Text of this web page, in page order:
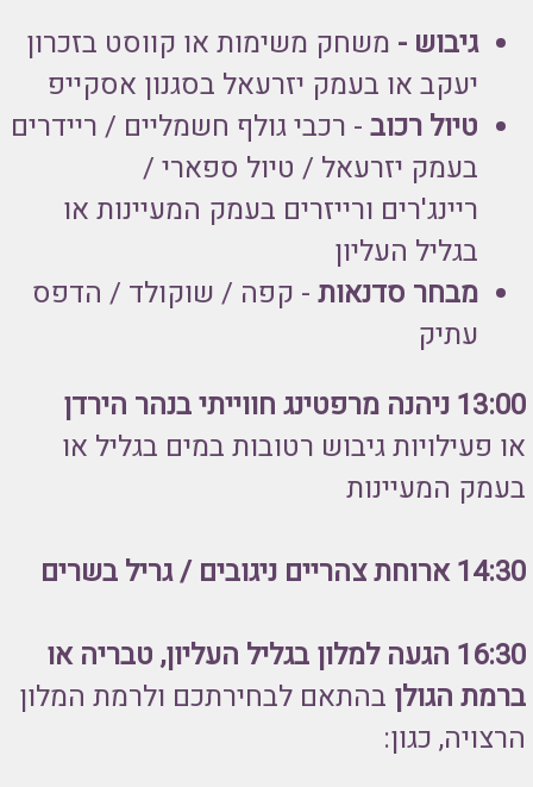
גיבוש - משחק משימות או קווסט בזכרון
יעקב או בעמק יזרעאל בסגנון אסקייפ
טיול רכוב - רכבי גולף חשמליים / ריידרים
בעמק יזרעאל / טיול ספארי /
ריינג'רים ורייזרים בעמק המעיינות או
בגליל העליון
מבחר סדנאות - קפה / שוקולד / הדפס
עתיק
13:00 ניהנה מרפטינג חווייתי בנהר הירדן
או פעילויות גיבוש רטובות במים בגליל או
בעמק המעיינות
14:30 ארוחת צהריים ניגובים / גריל בשרים
16:30 הגעה למלון בגליל העליון, טבריה או
ברמת הגולן בהתאם לבחירתכם ולרמת המלון
הרצויה, כגון: